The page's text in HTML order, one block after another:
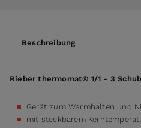
Beschreibung
Rieber thermomat® 1/1 - 3
Gerät zum Warmhalten und
mit steckbarem